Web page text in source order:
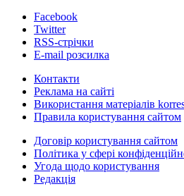
Facebook
Twitter
RSS-стрічки
E-mail розсилка
Контакти
Реклама на сайті
Використання матеріалів
Правила користування сайтом
Договір користування сайтом
Політика у сфері
Угода щодо користування
Редакція